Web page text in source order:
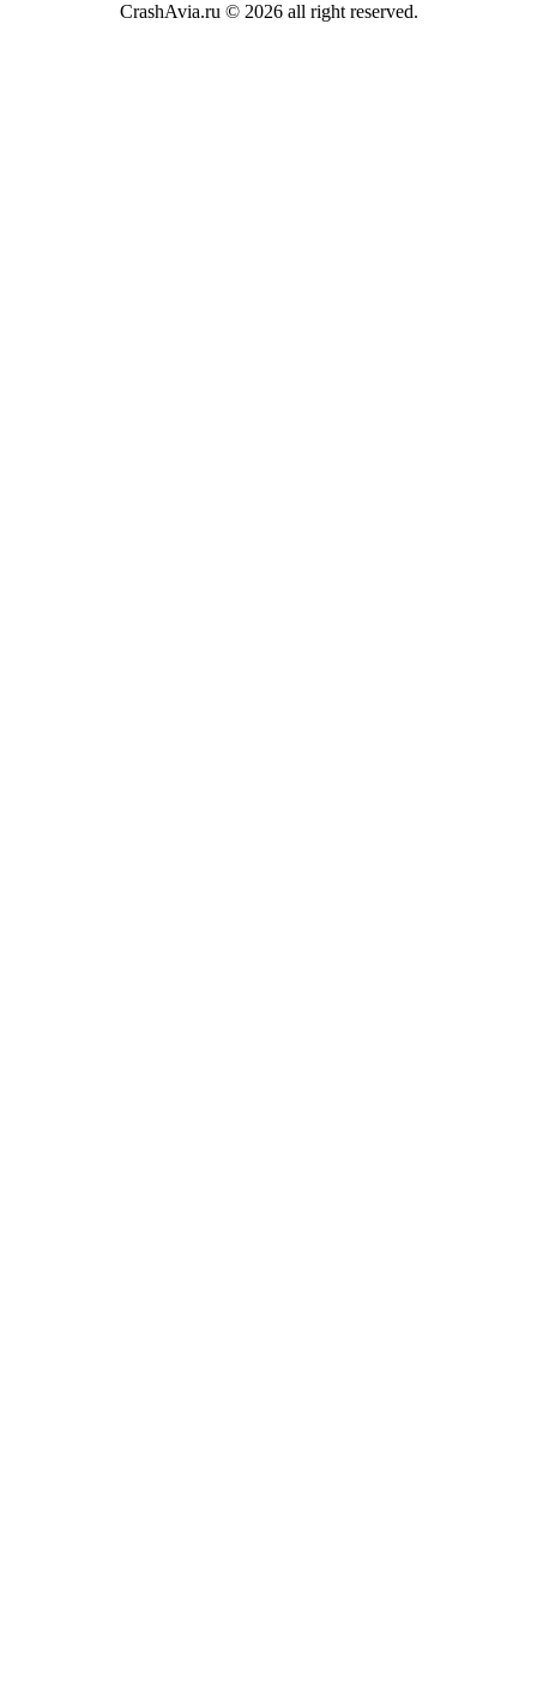
CrashAvia.ru © 2026 all right reserved.